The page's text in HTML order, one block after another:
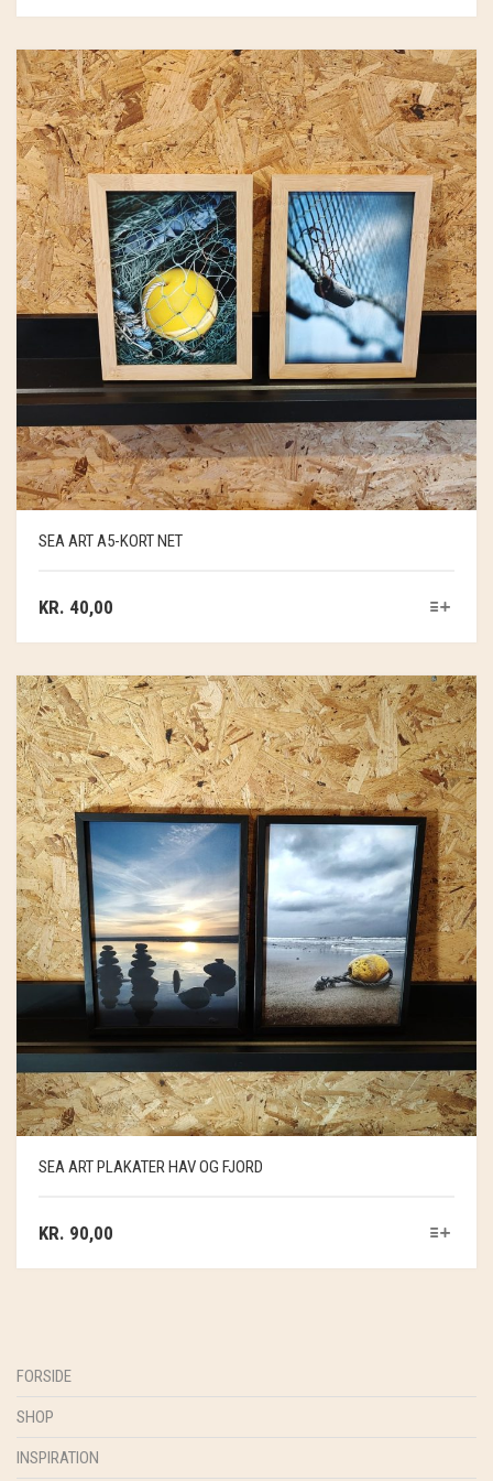
HAMMERSHUS FAIRTRADE
HARTGUT
IB LAURSEN
IBU JEWELS
KINTOBE
KOUSTRUP & CO.
LÆSØ ULDSTUE
MADAM GRÆSKAR
SEA ART PHOTO
SOSCHJELDE
THY FRAGMENTER
THYA
TORDENVAND
ANDRE BRANDS
SEA ART A5-KORT NET
KR. 40,00
SEA ART PLAKATER HAV OG FJORD
KR. 90,00
FORSIDE
SHOP
INSPIRATION